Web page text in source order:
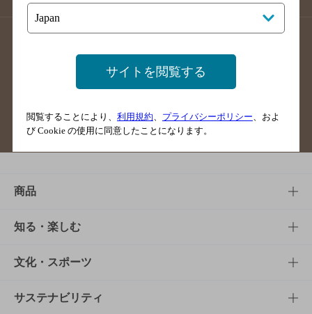
掲載店舗様ログイン
サイトマップ ご意見・ご感想
商品
商品TOP
商品一覧
商品発売情報
知る・楽しむ
知る・楽しむTOP
キャンペーン
文化・スポーツ
文化・スポーツTOP
サステナビリティ
サイトを閲覧する
閲覧することにより、 利用規約 プライバシーポリシー 、およ
び Cookie の使用に同意したことになります。